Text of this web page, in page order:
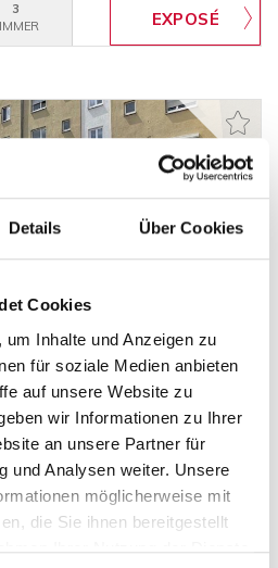
Details Über Cookies
Cookies
Inhalte und Anzeigen zu
für soziale Medien anbieten
auf unsere Website zu
wir Informationen zu Ihrer
an unsere Partner für
und Analysen weiter. Unsere
möglicherweise mit
die Sie ihnen bereitgestellt
Ihrer Nutzung der Dienste
3
in Augsburg-Hochzoll
2